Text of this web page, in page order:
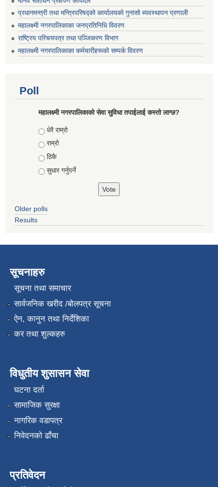
प्रधानमन्त्री तथा मन्त्रिपरिषद्को कार्यालयको गुनासो ब्यवस्थापन प्रणाली
महालक्ष्मी नगरपालिकाका जनप्रतिनिधि विवरण
राष्ट्रिय परिचयपत्र तथा पञ्जिकरण विभाग
महालक्ष्मी नगरपालिकाका कर्मचारीहरूको सम्पर्क विवरण
Poll
महालक्ष्मी नगरपालिकाको सेवा सुविधा तपाईलाई कस्तो लाग्छ?
Choices
धेरै राम्रो
राम्रो
ठिकै
सुधार गर्नुपर्ने
Older polls
Results
सूचनाहरु
सूचना तथा समाचार
सार्वजनिक खरीद /बोलपत्र सूचना
ऐन, कानुन तथा निर्देशिका
कर तथा शुल्कहरु
विधुतीय शुसासन सेवा
घटना दर्ता
सामाजिक सुरक्षा
नागरिक वडापत्र
निवेदनको ढाँचा
प्रतिवेदन